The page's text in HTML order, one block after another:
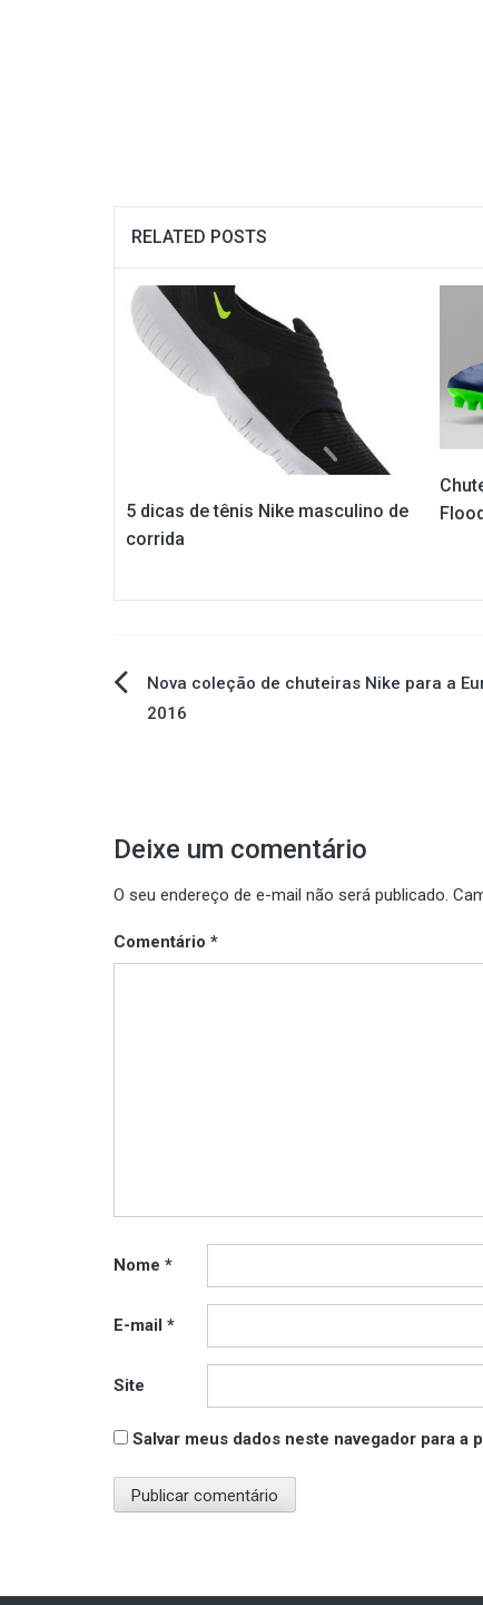
RELATED POSTS
5 dicas de tênis Nike masculino de
corrida
Navegação
Nova coleção de chuteiras Nike para a
2016
Deixe um comentário
O seu endereço de e-mail não será publicado.
Comentário *
Nome *
E-mail *
Site
Salvar meus dados neste navegador para a